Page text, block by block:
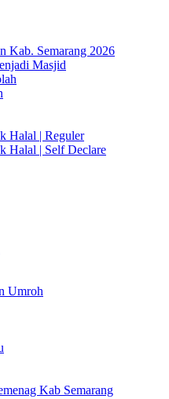
Kab. Semarang 2026
Masjid
Halal | Reguler
Halal | Self Declare
Umroh
Kab Semarang